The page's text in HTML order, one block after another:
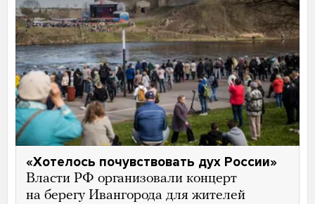
«Хотелось почувствовать дух России»
Власти РФ организовали концерт
на берегу Ивангорода для жителей